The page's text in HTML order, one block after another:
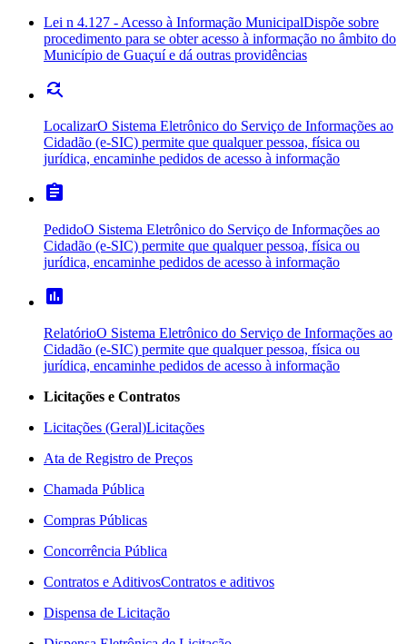
Lei n 4.127 - Acesso à Informação MunicipalDispõe sobre
procedimento para se obter acesso à informação no âmbito do
Município de Guaçuí e dá outras providências
find_replace
LocalizarO Sistema Eletrônico do Serviço de Informações ao
Cidadão (e-SIC) permite que qualquer pessoa, física ou
jurídica, encaminhe pedidos de acesso à informação
assignment
PedidoO Sistema Eletrônico do Serviço de Informações ao
Cidadão (e-SIC) permite que qualquer pessoa, física ou
jurídica, encaminhe pedidos de acesso à informação
poll
RelatórioO Sistema Eletrônico do Serviço de Informações ao
Cidadão (e-SIC) permite que qualquer pessoa, física ou
jurídica, encaminhe pedidos de acesso à informação
Licitações e Contratos
Licitações (Geral)Licitações
Ata de Registro de Preços
Chamada Pública
Compras Públicas
Concorrência Pública
Contratos e AditivosContratos e aditivos
Dispensa de Licitação